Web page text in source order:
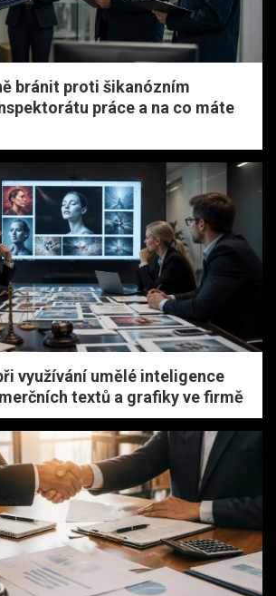
bránit proti šikanózním
práce a na co máte
využívání umělé inteligence
textů a grafiky ve firmě